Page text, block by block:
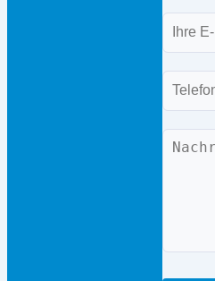
E-
Mail
Telefon
Nachricht